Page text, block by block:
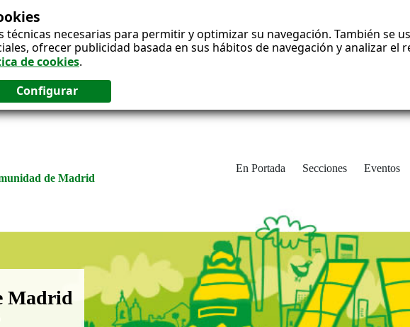
técnicas necesarias para permitir y optimizar su navegación. También se
ofrecer publicidad basada en sus hábitos de navegación y analizar
de cookies.
de Madrid
En Portada Secciones Eventos
de Madrid
Madrid